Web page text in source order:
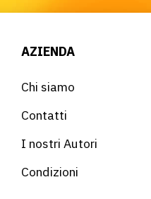
AZIENDA
Chi siamo
Contatti
I nostri Autori
Condizioni